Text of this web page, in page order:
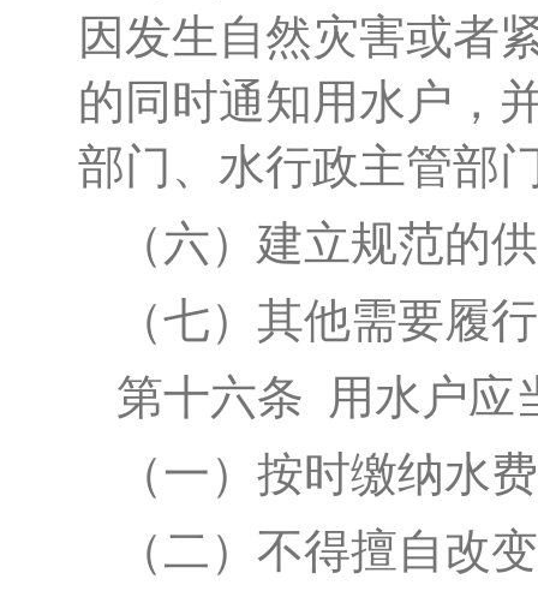
因发生自然灾害或者
的同时通知用水户，
部门、水行政主管部
（六）建立规范的
（七）其他需要履
第十六条 用水户应
（一）按时缴纳水
（二）不得擅自改